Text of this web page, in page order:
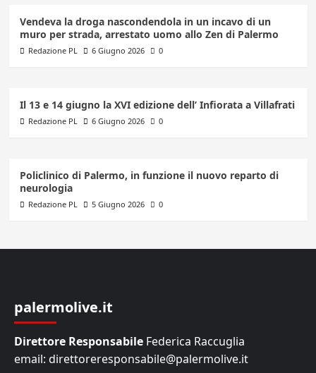
Vendeva la droga nascondendola in un incavo di un
muro per strada, arrestato uomo allo Zen di Palermo
Redazione PL 6 Giugno 2026 0
Il 13 e 14 giugno la XVI edizione dell’ Infiorata a Villafrati
Redazione PL 6 Giugno 2026 0
Policlinico di Palermo, in funzione il nuovo reparto di
neurologia
Redazione PL 5 Giugno 2026 0
palermolive.it
Direttore Responsabile Federica Raccuglia
email: direttoreresponsabile@palermolive.it